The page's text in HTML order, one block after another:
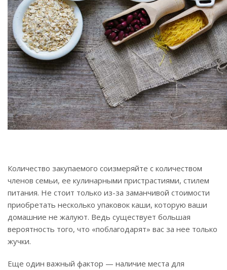
Количество закупаемого соизмеряйте с количеством
членов семьи, ее кулинарными пристрастиями, стилем
питания. Не стоит только из-за заманчивой стоимости
приобретать несколько упаковок каши, которую ваши
домашние не жалуют. Ведь существует большая
вероятность того, что «поблагодарят» вас за нее только
жучки.
Еще один важный фактор — наличие места для